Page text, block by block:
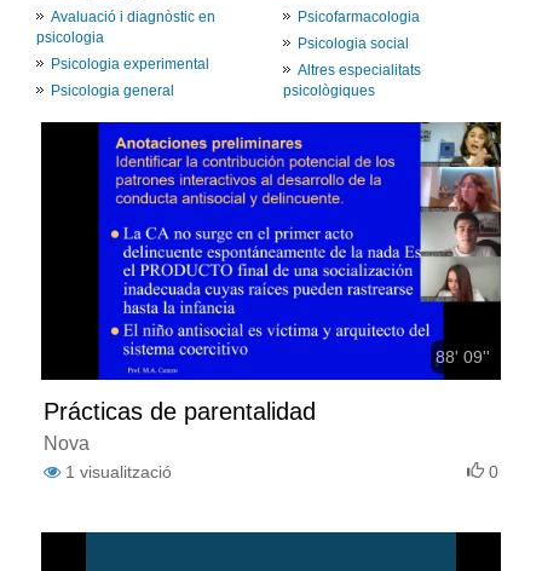
Avaluació i diagnòstic en
psicologia
Psicologia experimental
Psicologia general
Psicofarmacologia
Psicologia social
Altres especialitats
psicològiques
88' 09''
Prácticas de parentalidad
Nova
1 visualització 0